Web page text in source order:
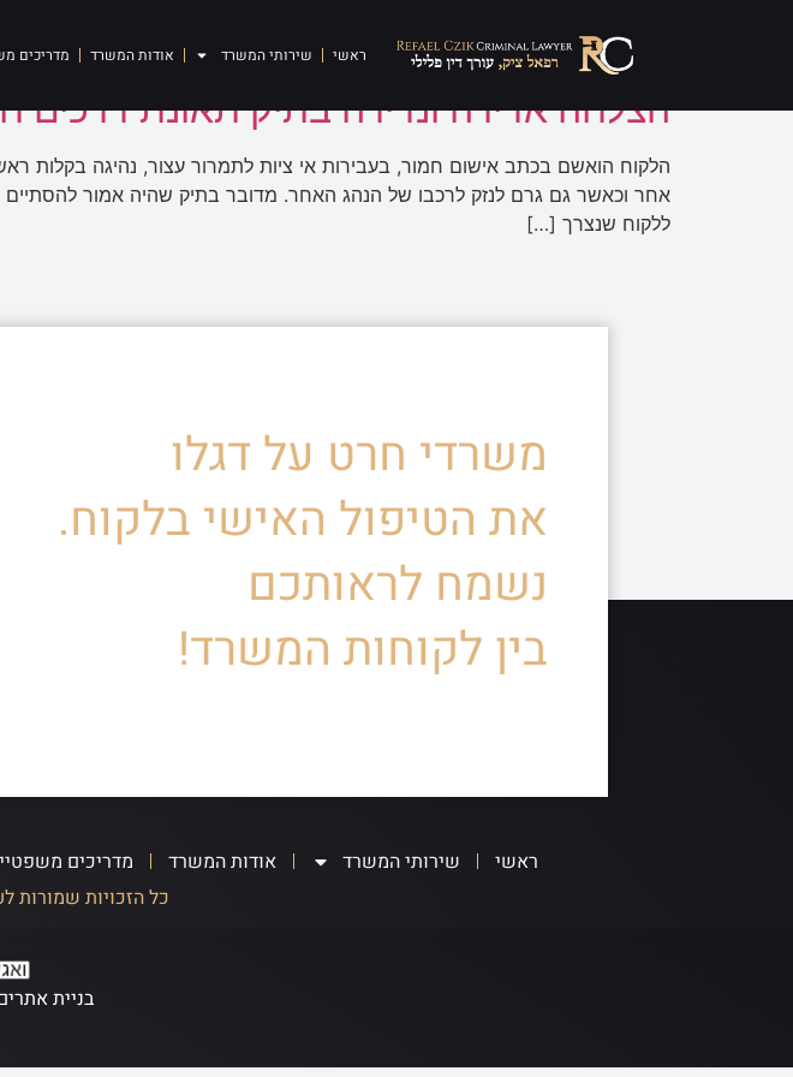
ראשי שירותי המשרד אודות המשרד מדריכים תגית:ללא פסילה
הצלחה אדירה ונדירה בתיק תאונת דרכים
הלקוח הואשם בכתב אישום חמור, בעבירות אי ציות לתמרור עצור, נהיגה בקלות
אחר וכאשר גם גרם לנזק לרכבו של הנהג האחר. מדובר בתיק שהיה אמור
ללקוח שנצרך […]
משרדי חרט על דגלו
את הטיפול האישי בלקוח.
נשמח לראותכם
בין לקוחות המשרד!
ראשי שירותי המשרד אודות המשרד מדריכים
כל הזכויות שמורות
בניית